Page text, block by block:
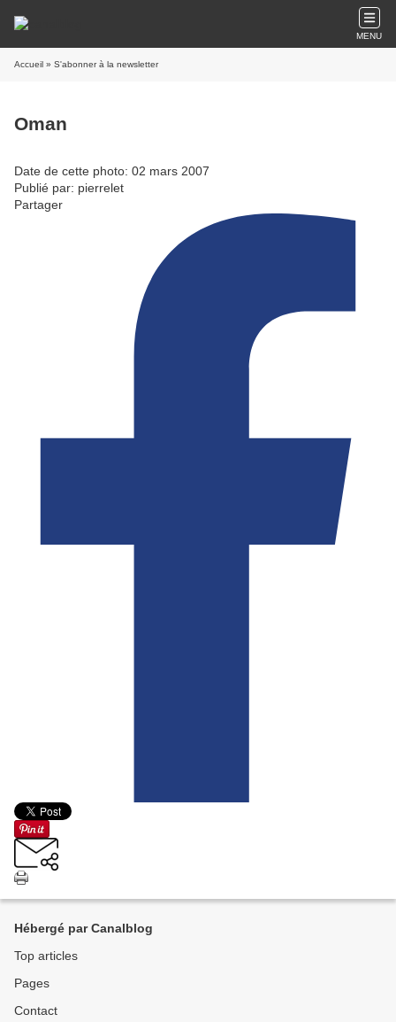
MENU
Accueil » S'abonner à la newsletter
Oman
Date de cette photo: 02 mars 2007
Publié par: pierrelet
Partager
Hébergé par Canalblog
Top articles
Pages
Contact